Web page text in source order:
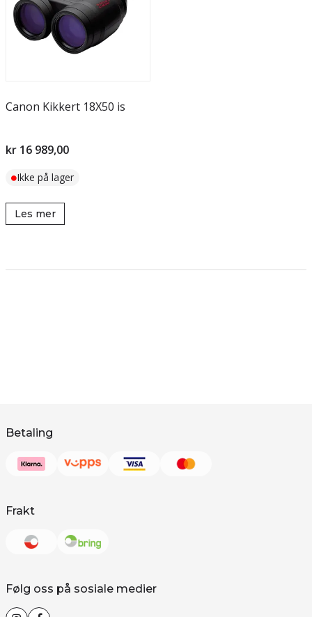
Canon Kikkert 18X50 is
kr 16 989,00
Ikke på lager
Les mer
Betaling
Frakt
Følg oss på sosiale medier